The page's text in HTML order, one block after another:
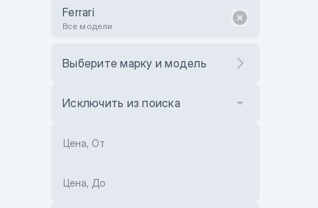
Ferrari
Все модели
Выберите марку и модель
Исключить из поиска
Цена, От
Цена, До